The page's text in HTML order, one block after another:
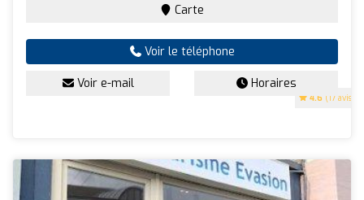
4.6 (17 avis)
Carte
Voir le téléphone
Voir e-mail Horaires